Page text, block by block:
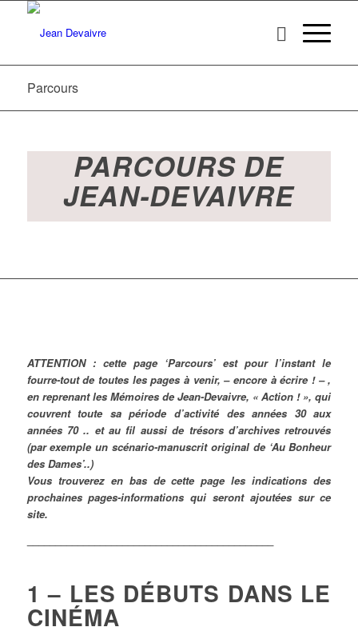
Parcours
PARCOURS DE
JEAN-DEVAIVRE
ATTENTION : cette page ‘Parcours’ est pour l’instant le
fourre-tout de toutes les pages à venir, – encore à écrire ! – ,
en reprenant les Mémoires de Jean-Devaivre, « Action ! », qui
couvrent toute sa période d’activité des années 30 aux
années 70 .. et au fil aussi de trésors d’archives retrouvés
(par exemple un scénario-manuscrit original de ‘Au Bonheur
des Dames’..)
Vous trouverez en bas de cette page les indications des
prochaines pages-informations qui seront ajoutées sur ce
site.
1 – LES DÉBUTS DANS LE
CINÉMA